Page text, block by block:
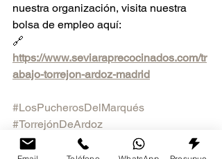
nuestra organización, visita nuestra
bolsa de empleo aquí:
🔗
https://www.seviaraprecocinados.com/tr
abajo-torrejon-ardoz-madrid
#LosPucherosDelMarqués
#TorrejónDeArdoz
#30AñosDeTradición